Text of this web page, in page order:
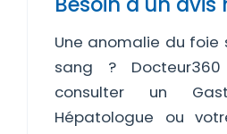
Une anomalie du foie
sang ?
consulter un
Hépatologue ou